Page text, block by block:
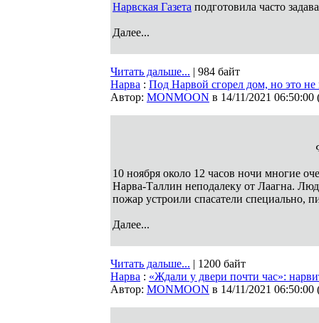
Нарвская Газета подготовила часто
Далее...
Читать дальше... | 984 байт
Нарва : Под Нарвой сгорел дом, но это
Автор: MONMOON в 14/11/2021 06:50:00
10 ноября около 12 часов ночи многие
Нарва-Таллин неподалеку от Лаагна.
пожар устроили спасатели специально,
Далее...
Читать дальше... | 1200 байт
Нарва : «Ждали у двери почти час»:
Автор: MONMOON в 14/11/2021 06:50:00